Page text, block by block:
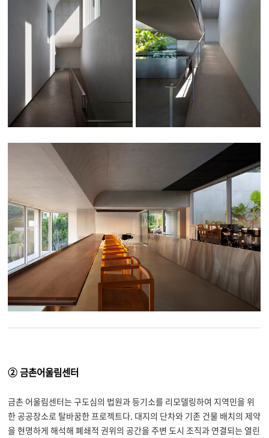
② 금촌어울림센터
금촌 어울림센터는 구도심의 법원과 등기소를 리모델링하여 지역민을 위
한 공공장소로 탈바꿈한 프로젝트다 대지의 단차와 기존 건물 배치의 제약
을 현명하게 해석해 폐쇄적 권위의 공간을 주변 도시 조직과 연결되는 열린